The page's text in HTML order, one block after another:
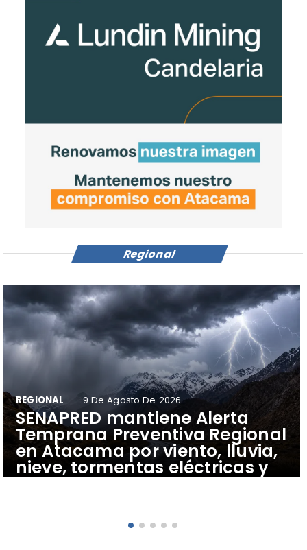
SENAPRED mantiene Alerta
Temprana Preventiva Regional
en Atacama por viento, lluvia,
nieve, tormentas eléctricas y
riesgo de remociones en masa
REGIONAL 9 De Agosto De 2026
Regional